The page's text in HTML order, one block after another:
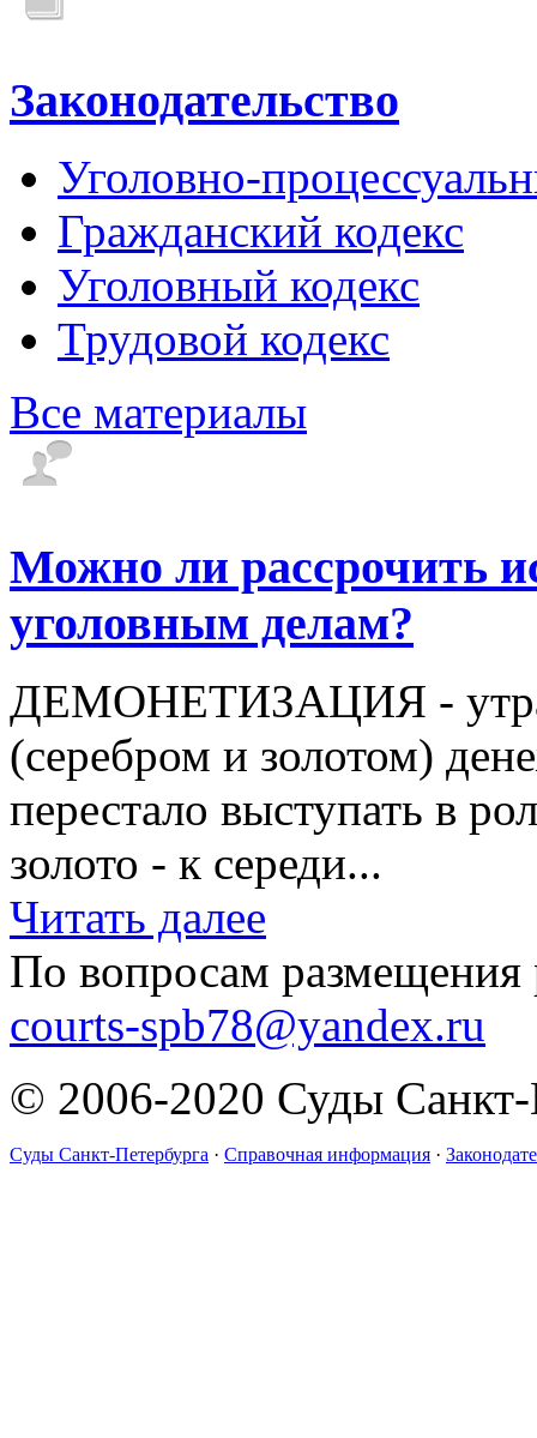
Законодательство
Уголовно-
Гражданский кодекс
Уголовный кодекс
Трудовой кодекс
Все материалы
Можно ли рассрочить
уголовным делам?
ДЕМОНЕТИЗАЦИЯ -
(серебром и золотом)
перестало выступать в
золото - к середи...
Читать далее
По вопросам размещения
courts-spb78@yandex.ru
© 2006-2020 Суды Санкт-
Суды Санкт-Петербурга · Справочная информация ·